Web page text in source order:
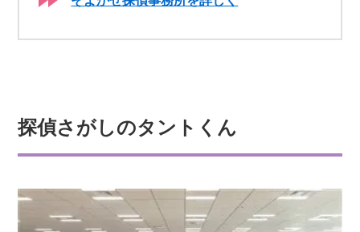
探偵さがしのタントくん